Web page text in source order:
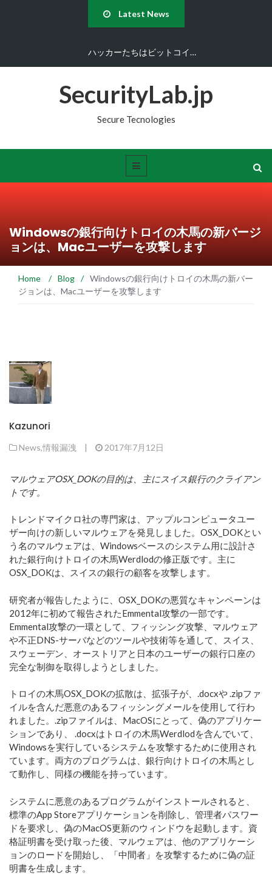
Latest News
ハッカーたちはビットコイ…
SecurityLab.jp
Secure Tecnologies
Windowsの銀行向けトロイの木馬の新バージ
ョンは、Macユーザーを攻撃します
Home / Blog / Windowsの銀行向けトロイの木馬の新バー
ジョンは、Macユーザーを攻撃します
Kazunori
News,情報漏洩 | 2017年7月12日
マルウェアOSX_DOKの目的は、主にスイス銀行のクライアン
トです。
トレンドマイクロ社の専門家は、アップルコンピュータユー
ザー向けの新しいマルウェアを発見しました。OSX_DOKとい
う名のマルウェアは、Windowsベースのシステム用に設計さ
れた銀行向けトロイの木馬Werdlodの修正版です。主に
OSX_DOKは、スイスの銀行の顧客を攻撃します。
研究者が報告したように、OSX_DOKの悪質なキャンペーンは
2012年に初めて報告されたEmmental攻撃の一部です。
Emmental攻撃の一環として、フィッシング攻撃、マルウェア
や不正DNS-サーバなどのツールや技術等を通して、スイス、
スウェーデン、オーストリアと日本のユーザーの銀行口座の
完全な制御を取得しようとしました。
トロイの木馬OSX_DOKの拡散は、拡張子が、.docxや .zipファ
イルを含んだ悪意のあるフィッシングメールを使用して行わ
れました。.zipファイルは、MacOSにとって、偽のアプリケー
ションであり、 .docxはトロイの木馬Werdlodを含んでいて、
Windowsを実行しているシステムを攻撃するために使用され
ています。両方のプログラムは、銀行向けトロイの木馬とし
て動作し、同様の機能を持っています。
システムに悪意のあるプログラムがインストールされると、
標準のApp Storeアプリケーションを削除し、管理者パスワー
ドを要求し、偽のMacOS更新のウィンドウを起動します。資
格証明書を受け取った後、マルウェアは、他のアプリケーシ
ョンのロードを開始し、「中間者」を攻撃するために偽の証
明書を生成します。